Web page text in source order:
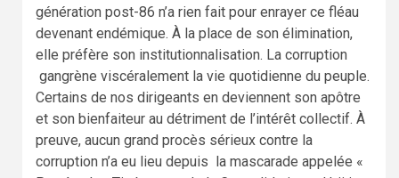
génération post-86 n’a rien fait pour enrayer ce fléau
devenant endémique. À la place de son élimination,
elle préfère son institutionnalisation. La corruption
gangrène viscéralement la vie quotidienne du peuple.
Certains de nos dirigeants en deviennent son apôtre
et son bienfaiteur au détriment de l’intérêt collectif. À
preuve, aucun grand procès sérieux contre la
corruption n’a eu lieu depuis la mascarade appelée «